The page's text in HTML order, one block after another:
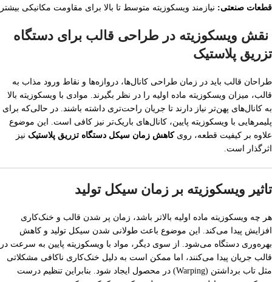
قطعات صنعتی: نیازمند ویسکوزیته متوسط تا بالا برای مقاومت مکانیکی بیشتر
نقش ویسکوزیته در طراحی قالب برای دستگاه
تزریق پلاستیک
طراحان قالب باید در زمان طراحی کانال‌ها، دروازه‌ها و نقاط ورود مذاب به
قالب، میزان ویسکوزیته ماده اولیه را در نظر بگیرند. موادی با ویسکوزیته بالا
به کانال‌های پهن‌تر نیاز دارند تا جریان راحت‌تری داشته باشند. در حالی‌که برای
پلیمرهایی با ویسکوزیته پایین، کانال‌های باریک‌تر نیز کافی است. این موضوع
علاوه بر کیفیت قطعه، رویکاهش زمان سیکل دستگاه تزریق پلاستیک نیز
اثرگذار است.
تاثیر ویسکوزیته بر زمان سیکل تولید
هر چه ویسکوزیته ماده اولیه بالاتر باشد، زمان پر شدن قالب و خنک‌کاری
افزایش پیدا می‌کند. این موضوع باعث طولانی شدن سیکل تولید و کاهش
بهره‌وری دستگاه می‌شود. از سوی دیگر، مواد با ویسکوزیته پایین به سرعت در
قالب جریان پیدا می‌کنند، اما ممکن است به دلیل خنک‌کاری ناکافی مشکلاتی
مثل تاب برداشتن (Warping) در محصول ایجاد شود. بنابراین تنظیم درست